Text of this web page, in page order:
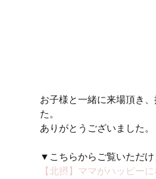
お子様と一緒に来場頂き
た。
ありがとうございました。
▼こちらからご覧いただけ
【北摂】ママがハッピー